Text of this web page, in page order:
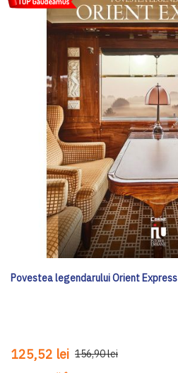
Povestea legendarului Orient Express
125,52 lei 156,90 lei